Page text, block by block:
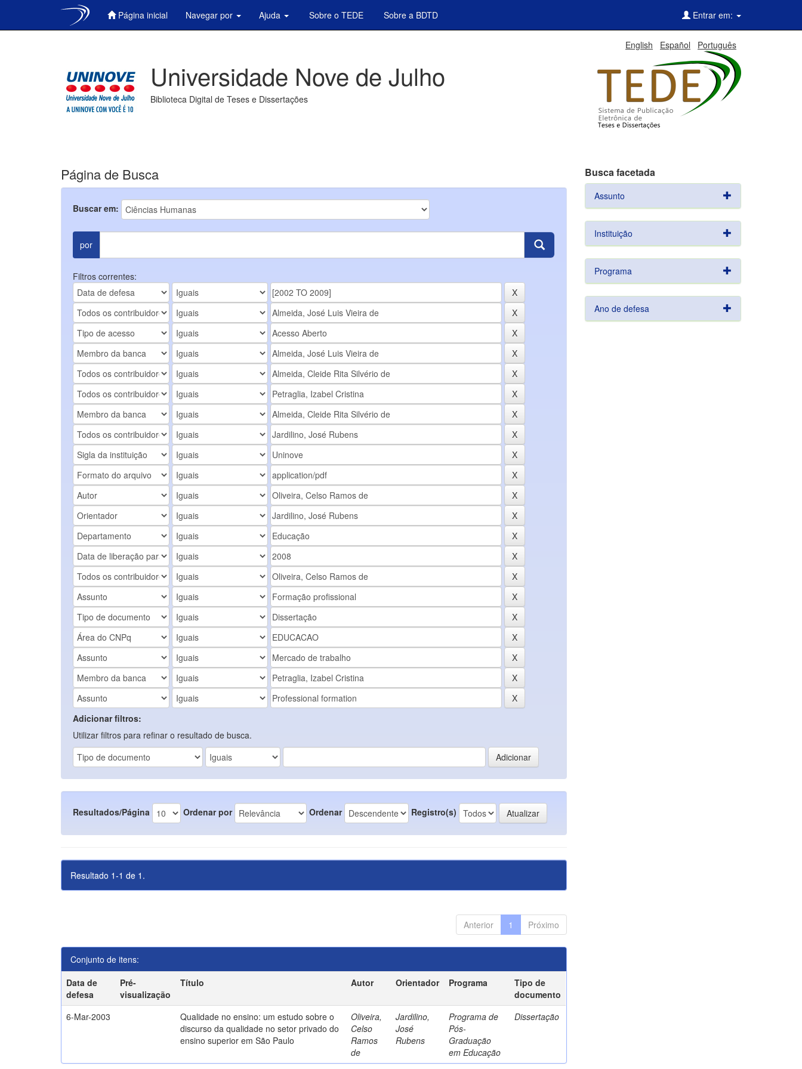
Página inicial Navegar por Ajuda Sobre o TEDE Sobre a BDTD Entrar em:
English Español Português
Universidade Nove de Julho
Biblioteca Digital de Teses e Dissertações
Página de Busca
Buscar em:
por
Filtros correntes:
Adicionar filtros:
Utilizar filtros para refinar o resultado de busca.
Resultados/Página Ordenar por Ordenar Registro(s)
Resultado 1-1 de 1.
Anterior 1 Próximo
Conjunto de itens:
Data de
defesa
Pré-
visualização
Título Autor Orientador Programa
Tipo de
documento
6-Mar-2003
Qualidade no ensino: um estudo sobre o
discurso da qualidade no setor privado do
ensino superior em São Paulo
Oliveira,
Celso
Ramos
de
Jardilino,
José
Rubens
Programa de
Pós-
Graduação
em Educação
Dissertação
Busca facetada
Assunto
Instituição
Programa
Ano de defesa